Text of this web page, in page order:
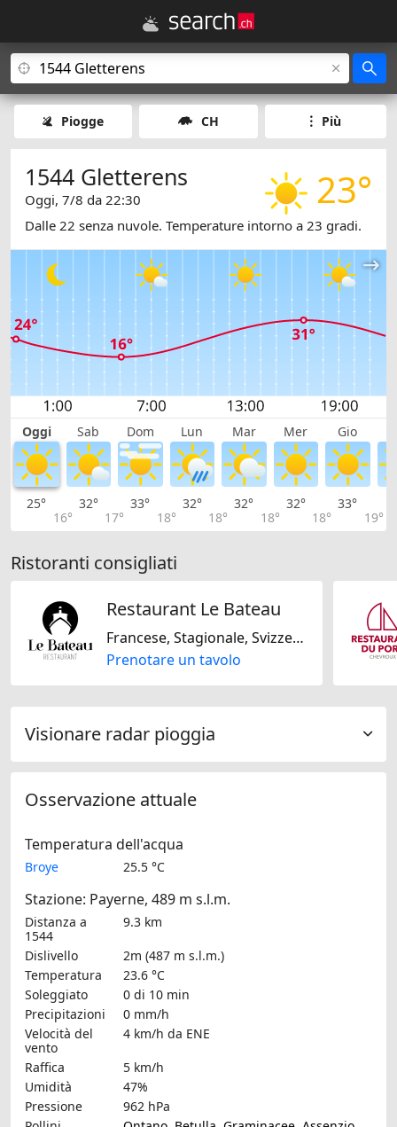
Piogge CH Più
23°
1544 Gletterens
Oggi, 7/8 da 22:30
Dalle 22 senza nuvole. Temperature intorno a 23 gradi.
Oggi Sab Dom Lun Mar Mer Gio
25°
16°
32°
17°
33°
18°
32°
18°
32°
18°
32°
18°
33°
19°
Ristoranti consigliati
Restaurant Le Bateau
Francese, Stagionale, Svizzera, Regionale
Prenotare un tavolo
Visionare radar pioggia
Osservazione attuale
Temperatura dell'acqua
Broye 25.5 °C
Stazione: Payerne, 489 m s.l.m.
Distanza a
1544
9.3 km
Dislivello
2m (487 m s.l.m.)
Temperatura
23.6 °C
Soleggiato
0 di 10 min
Precipitazioni
0 mm/h
Velocità del
vento
4 km/h da ENE
Raffica
5 km/h
Umidità
47%
Pressione
962 hPa